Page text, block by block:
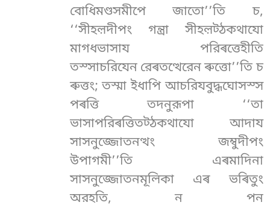
বোধিমণ্ডসমীপে জাতো’’তি চ,
‘‘সীহল়দীপং গন্ত্ৰা সীহল়ট্ঠকথাযো
মাগধভাসায পরিৰত্তেহীতি
তস্সাচরিযেন রেৰতত্থেরেন ৰুত্তো’’তি চ
ৰুত্তং; তস্মা ইধাপি আচরিযবুদ্ধঘোসস্স
পৰত্তি তদনুরূপা ‘‘তা
ভাসাপরিৰত্তিতট্ঠকথাযো আদায
সাসনুজ্জোতনত্থং জম্বুদীপং
উপাগমী’’তি এৰমাদিনা
সাসনুজ্জোতনমূলিকা এৰ ভৰিতুং
অরহতি, ন পন